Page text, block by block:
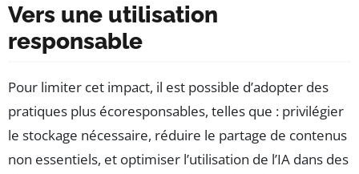
Vers une utilisation
responsable
Pour limiter cet impact, il est possible d’adopter des
pratiques plus écoresponsables, telles que : privilégier
le stockage nécessaire, réduire le partage de contenus
non essentiels, et optimiser l’utilisation de l’IA dans des